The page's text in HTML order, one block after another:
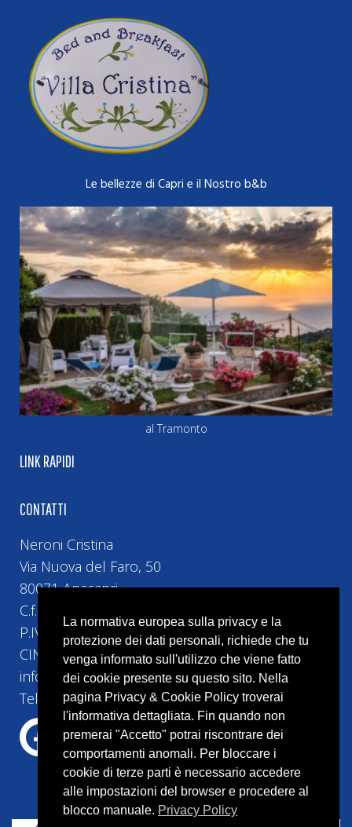
Le bellezze di Capri e il Nostro b&b
al Tramonto
LINK RAPIDI
CONTATTI
Neroni Cristina
Via Nuova del Faro, 50
80071 Anacapri
C.f. NRNCST74H5H5010
P.IVA 10493161219
CIN IT063004B42HRGVIGV
info@bebvillacristina.it
Tel:+39 328 4524 258
La normativa europea sulla privacy e la
protezione dei dati personali, richiede che tu
venga informato sull'utilizzo che viene fatto
dei cookie presente su questo sito. Nella
pagina Privacy & Cookie Policy troverai
l'informativa dettagliata. Fin quando non
premerai "Accetto" potrai riscontrare dei
comportamenti anomali. Per bloccare i
cookie di terze parti è necessario accedere
alle impostazioni del browser e procedere al
blocco manuale. Privacy Policy